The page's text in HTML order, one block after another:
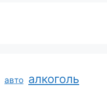
авто алкоголь